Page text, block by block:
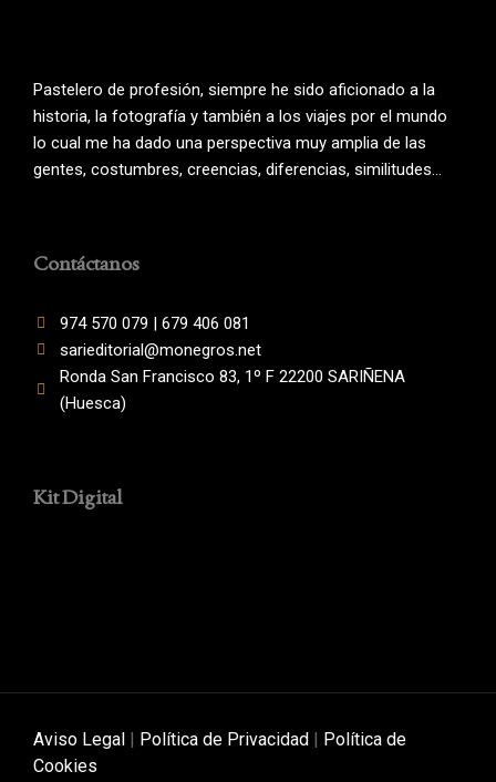
Pastelero de profesión, siempre he sido aficionado a la
historia, la fotografía y también a los viajes por el mundo
lo cual me ha dado una perspectiva muy amplia de las
gentes, costumbres, creencias, diferencias, similitudes…
Contáctanos
974 570 079 | 679 406 081
sarieditorial@monegros.net
Ronda San Francisco 83, 1º F 22200 SARIÑENA
(Huesca)
Kit Digital
Aviso Legal | Política de Privacidad | Política de
Cookies